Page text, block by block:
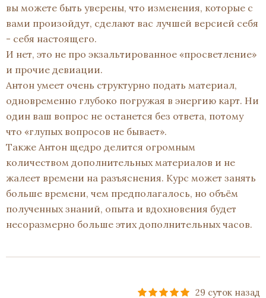
вы можете быть уверены, что изменения, которые с
вами произойдут, сделают вас лучшей версией себя
- себя настоящего.
И нет, это не про экзальтированное «просветление»
и прочие девиации.
Антон умеет очень структурно подать материал,
одновременно глубоко погружая в энергию карт. Ни
один ваш вопрос не останется без ответа, потому
что «глупых вопросов не бывает».
Также Антон щедро делится огромным
количеством дополнительных материалов и не
жалеет времени на разъяснения. Курс может занять
больше времени, чем предполагалось, но объём
полученных знаний, опыта и вдохновения будет
несоразмерно больше этих дополнительных часов.
29 суток назад